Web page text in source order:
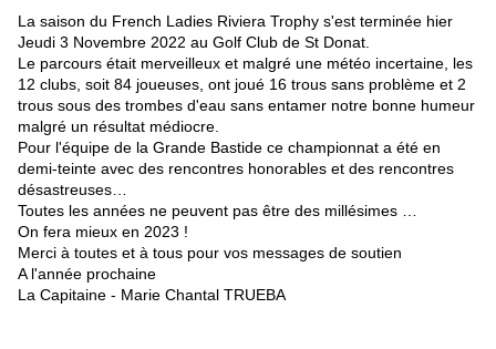
La saison du French Ladies Riviera Trophy s'est terminée hier
Jeudi 3 Novembre 2022 au Golf Club de St Donat.
Le parcours était merveilleux et malgré une météo incertaine, les
12 clubs, soit 84 joueuses, ont joué 16 trous sans problème et 2
trous sous des trombes d'eau sans entamer notre bonne humeur
malgré un résultat médiocre.
Pour l'équipe de la Grande Bastide ce championnat a été en
demi-teinte avec des rencontres honorables et des rencontres
désastreuses…
Toutes les années ne peuvent pas être des millésimes …
On fera mieux en 2023 !
Merci à toutes et à tous pour vos messages de soutien
A l'année prochaine
La Capitaine - Marie Chantal TRUEBA